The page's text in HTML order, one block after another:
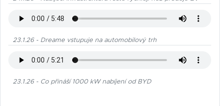
23.1.26 - Dreame vstupuje na automobilový trh
23.1.26 - Co přináší 1000 kW nabíjení od BYD